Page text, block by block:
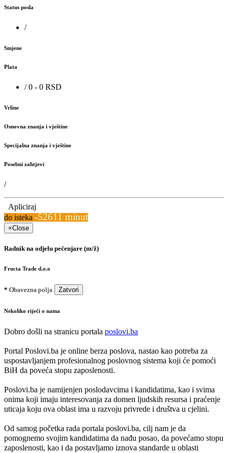
Status posla
/
Smjene
Plata
/ 0 - 0 RSD
Vrline
Osnovna znanja i vještine
Specijalna znanja i vještine
Posebni zahtjevi
/
Apliciraj
do isteka -52611 minut
×Close
Radnik na odjelu pečenjare (m/ž)
Fructa Trade d.o.o
* Obavezna polja Zatvori
Nekoliko riječi o nama
Dobro došli na stranicu portala poslovi.ba
Portal Poslovi.ba je online berza poslova, nastao kao potreba za
uspostavljanjem profesionalnog poslovnog sistema koji će pomoći
BiH da poveća stopu zaposlenosti.
Poslovi.ba je namijenjen poslodavcima i kandidatima, kao i svima
onima koji imaju interesovanja za domen ljudskih resursa i praćenje
uticaja koju ova oblast ima u razvoju privrede i društva u cjelini.
Od samog početka rada portala poslovi.ba, cilj nam je da
pomognemo svojim kandidatima da nađu posao, da povećamo stopu
zaposlenosti, kao i da postavljamo iznova standarde u oblasti